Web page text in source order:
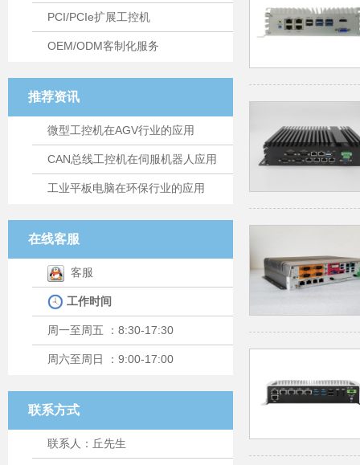
PCI/PCIe扩展工控机
OEM/ODM客制化服务
推荐资讯
微型工控机在AGV行业的应用
CAN总线工控机在伺服机器人应用
工业平板电脑在环保行业的应用
在线客服
客服
工作时间
周一至周五 ：8:30-17:30
周六至周日 ：9:00-17:00
联系方式
联系人：丘先生